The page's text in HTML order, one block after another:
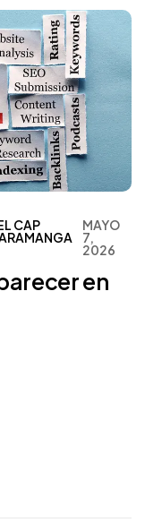
CAP MAYO
7,
2026
en